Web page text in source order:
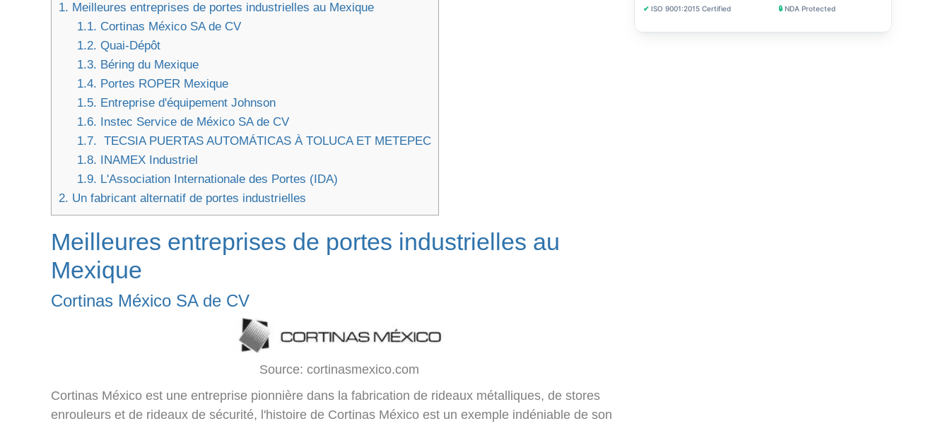
1. Meilleures entreprises de portes industrielles au Mexique
1.1. Cortinas México SA de CV
1.2. Quai-Dépôt
1.3. Béring du Mexique
1.4. Portes ROPER Mexique
1.5. Entreprise d'équipement Johnson
1.6. Instec Service de México SA de CV
1.7. TECSIA PUERTAS AUTOMÁTICAS À TOLUCA ET METEPEC
1.8. INAMEX Industriel
1.9. L'Association Internationale des Portes (IDA)
2. Un fabricant alternatif de portes industrielles
Meilleures entreprises de portes industrielles au
Mexique
Cortinas México SA de CV
Source: cortinasmexico.com
Cortinas México est une entreprise pionnière dans la fabrication de rideaux métalliques, de stores
enrouleurs et de rideaux de sécurité, l'histoire de Cortinas México est un exemple indéniable de son
✔ ISO 9001:2015 Certified 🔒 NDA Protected